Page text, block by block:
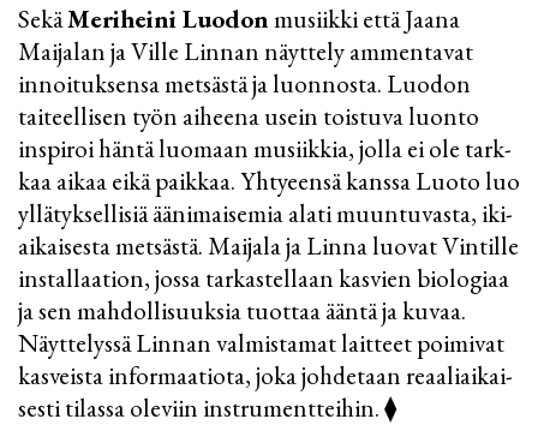
SekäMeriheini Luodonmusiikki että Jaana
Maija­lan ja Ville Linnan näyt­tely ammen­tavat
innoi­tuk­sensa met­sästä ja luon­nosta. Luodon
taiteel­lisen työn aiheena usein tois­tuva luonto
inspi­roi häntä luo­maan musiik­kia, jolla ei ole tark­
kaa aikaa eikä paik­kaa. Yhty­eensä kanssa Luoto luo
yllä­tyk­sel­lisiä ääni­maise­mia alati muuntu­vasta, iki­
aikai­sesta met­sästä. Maijala ja Linna luovat Vintille
instal­laation, jossa tarkas­tel­laan kas­vien bio­logiaa
ja sen mah­dol­lisuuk­sia tuot­taa ääntä ja kuvaa.
Näyt­te­lyssä Linnan val­mis­tamat lait­teet poi­mivat
kas­veista infor­maa­tiota, joka johde­taan reaali­aikai­
sesti tilassa oleviin instru­ment­teihin. ⧫